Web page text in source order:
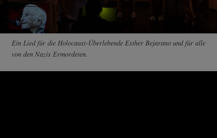
Ein Lied für die Holocaust-Überlebende Esther Bejarano und für alle
von den Nazis Ermordeten.